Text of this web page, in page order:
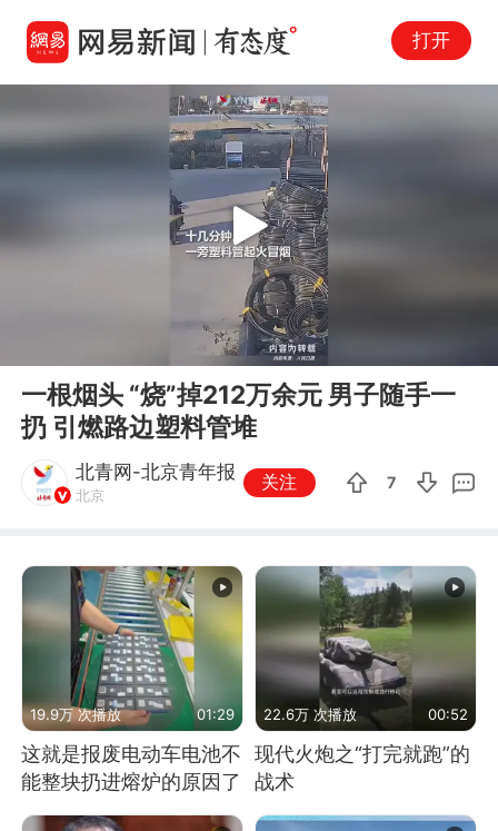
打开
Play
一根烟头 “烧”掉212万余元 男子随手一
扔 引燃路边塑料管堆
北青网-北京青年报
北京
关注 7
19.9万 次播放 01:29
这就是报废电动车电池不
能整块扔进熔炉的原因了
22.6万 次播放 00:52
现代火炮之“打完就跑”的
战术